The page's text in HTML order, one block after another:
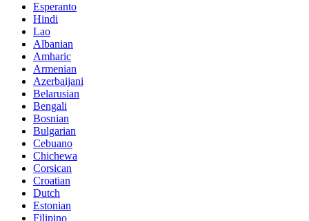
Esperanto
Hindi
Lao
Albanian
Amharic
Armenian
Azerbaijani
Belarusian
Bengali
Bosnian
Bulgarian
Cebuano
Chichewa
Corsican
Croatian
Dutch
Estonian
Filipino